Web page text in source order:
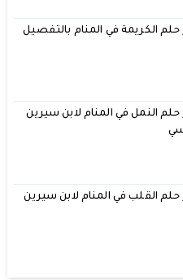
الكريمة في المنام بالتفصيل
النمل في المنام لابن سيرين
القلب في المنام لابن سيرين